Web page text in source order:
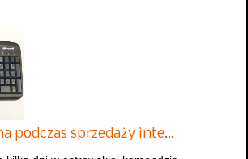
podczas sprzedaży inte…